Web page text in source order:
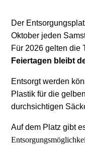
Der
Oktober jeden
Für 2026 gelten die
Feiertagen bleibt
Entsorgt werden
Plastik für die
durchsichtigen
Auf dem Platz gibt